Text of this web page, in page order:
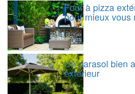
Four à pizza
pour mieux vous
Un parasol bien
extérieur